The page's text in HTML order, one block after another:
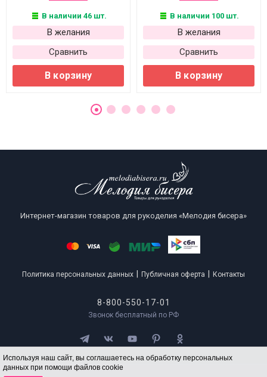
Используя наш сайт, вы соглашаетесь на обработку персональных
данных при помощи файлов cookie
В наличии 46 шт.
В желания
Сравнить
В корзину
В наличии 100 шт.
В желания
Сравнить
В корзину
Интернет-магазин товаров для рукоделия «Мелодия бисера»
Политика персональных данных Публичная оферта Контакты
8-800-550-17-01
Звонок бесплатный по РФ